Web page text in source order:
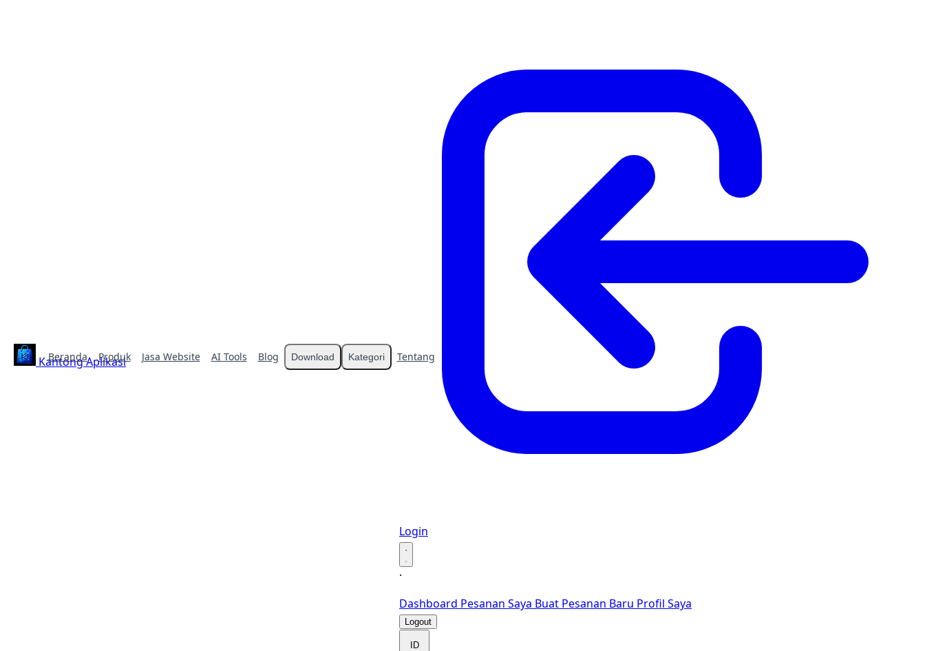
Kantong Aplikasi
Beranda Produk Jasa Website AI Tools Blog Download Kategori Tentang
Login
·
·
Dashboard Pesanan Saya Buat Pesanan Baru Profil Saya
Logout
ID